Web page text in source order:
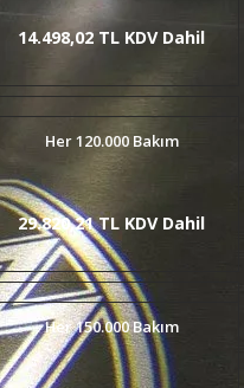
14.498,02 TL KDV Dahil
Her 120.000 Bakım
29.820,21 TL KDV Dahil
Her 150.000 Bakım